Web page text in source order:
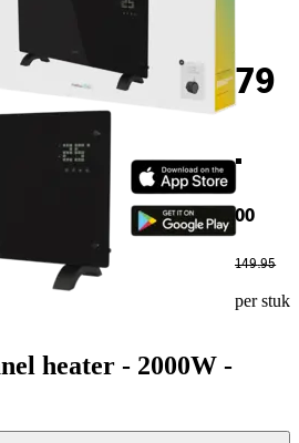
79
.
00
149.95
per stuk
heater - 2000W -